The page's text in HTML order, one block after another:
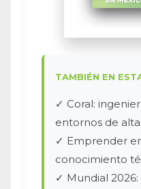
TAMBIÉN EN
✓ Coral:
entornos de
✓ Emprender
conocimiento
✓ Mundial